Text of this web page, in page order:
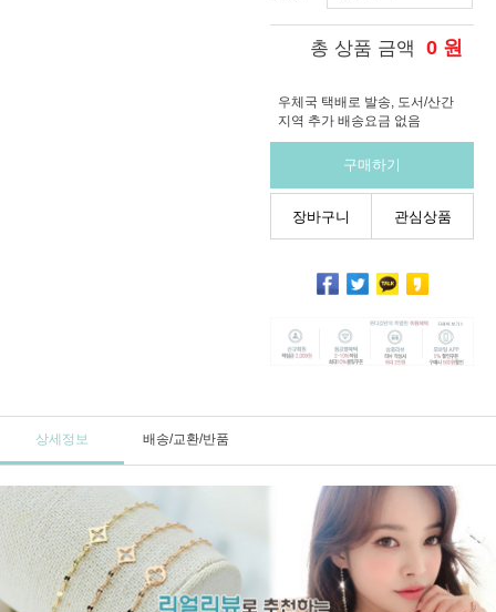
총 상품 금액 0 원
우체국 택배로 발송, 도서/산간
지역 추가 배송요금 없음
구매하기
장바구니 관심상품
상세정보 배송/교환/반품